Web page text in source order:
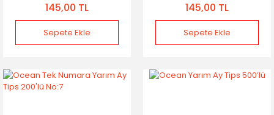
145,00 TL
Sepete Ekle
145,00 TL
Sepete Ekle